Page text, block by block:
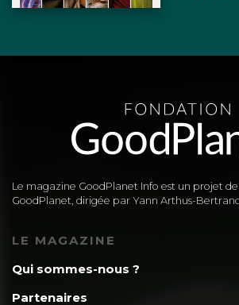
Le magazine GoodPlanet Info est un projet
GoodPlanet, dirigée par Yann Arthus-
LE MAGAZINE
Qui sommes-nous ?
Partenaires